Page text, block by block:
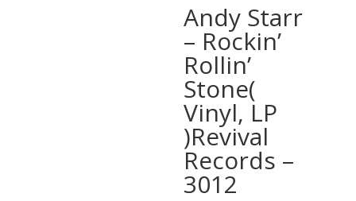
Andy Starr
– Rockin’
Rollin’
Stone(
Vinyl, LP
)Revival
Records –
3012